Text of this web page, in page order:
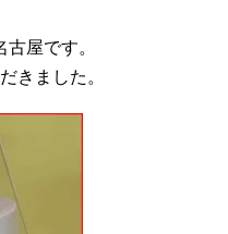
屋です。
きました。